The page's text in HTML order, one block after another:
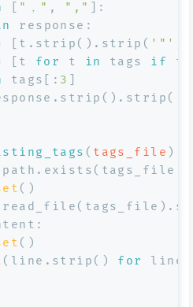
"，" , ","
]:
response:
[t.strip().strip(
'"'
[t
for t in tags if
t]
tags[: 3
( tags_file ):
()
()
(line.strip() for line